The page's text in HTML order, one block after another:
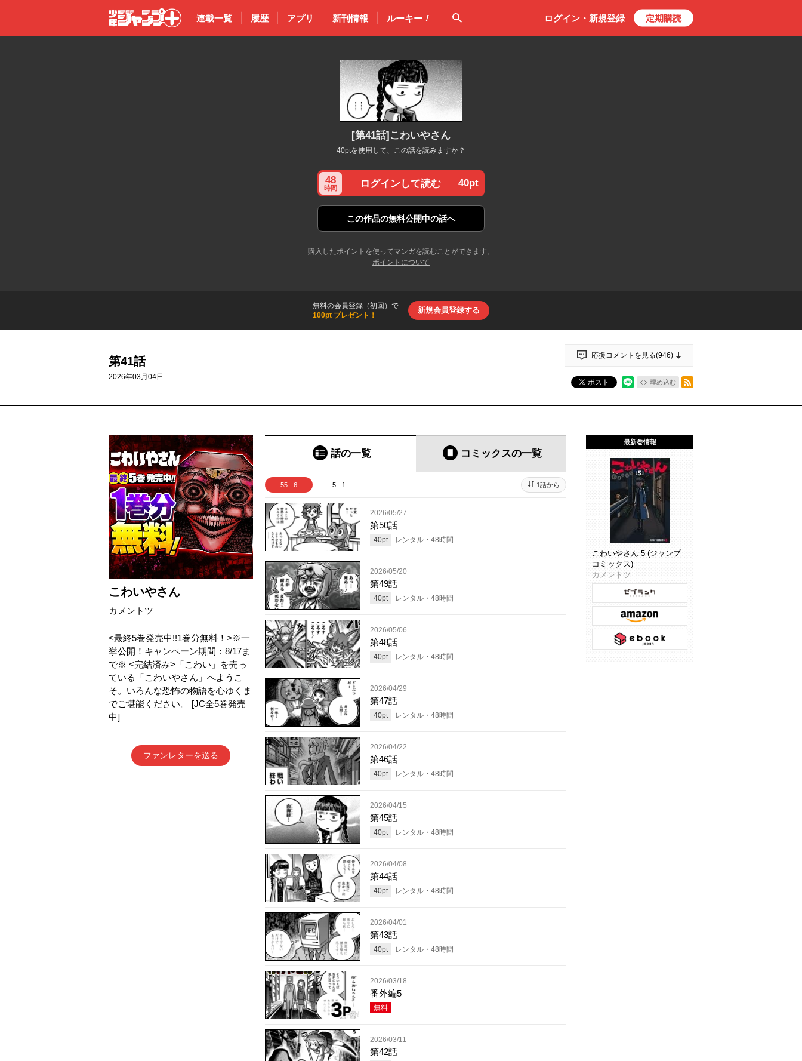
少年ジャン
連載一覧 履歴 アプリ 新刊情報 ルーキー！ 検索 ログイン・ 新規登録 定期購読
[第41話]こわいやさん
40ptを使用して、この話を読みますか？
48
時間 ログインして読む 40pt
この作品の無料公開中の話へ
購入したポイントを使ってマンガを読むことができます。
ポイントについて
無料の会員登録（初回）で
100pt プレゼント！
新規会員登録する
第41話
2026年03月04日
応援コメントを見る(946)
ポスト 埋め込む
こわいやさん
カメントツ
<最終5巻発売中!!1巻分無料！>※一
挙公開！キャンペーン期間：8/17ま
で※ <完結済み>「こわい」を売っ
ている「こわいやさん」へようこ
そ。いろんな恐怖の物語を心ゆくま
でご堪能ください。 [JC全5巻発売
中]
ファンレターを送る
話の一覧 コミックスの一覧
55 - 6 5 - 1 1話から
2026/05/27
第50話
40pt レンタル・ 48時間
2026/05/20
第49話
40pt レンタル・ 48時間
2026/05/06
第48話
40pt レンタル・ 48時間
2026/04/29
第47話
40pt レンタル・ 48時間
2026/04/22
第46話
40pt レンタル・ 48時間
2026/04/15
第45話
40pt レンタル・ 48時間
2026/04/08
第44話
40pt レンタル・ 48時間
2026/04/01
第43話
40pt レンタル・ 48時間
2026/03/18
番外編5
無料
2026/03/11
第42話
最新巻情報
こわいやさん 5 (ジャンプ
コミックス)
カメントツ